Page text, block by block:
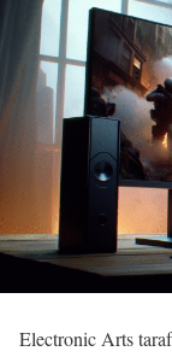
Electronic Arts